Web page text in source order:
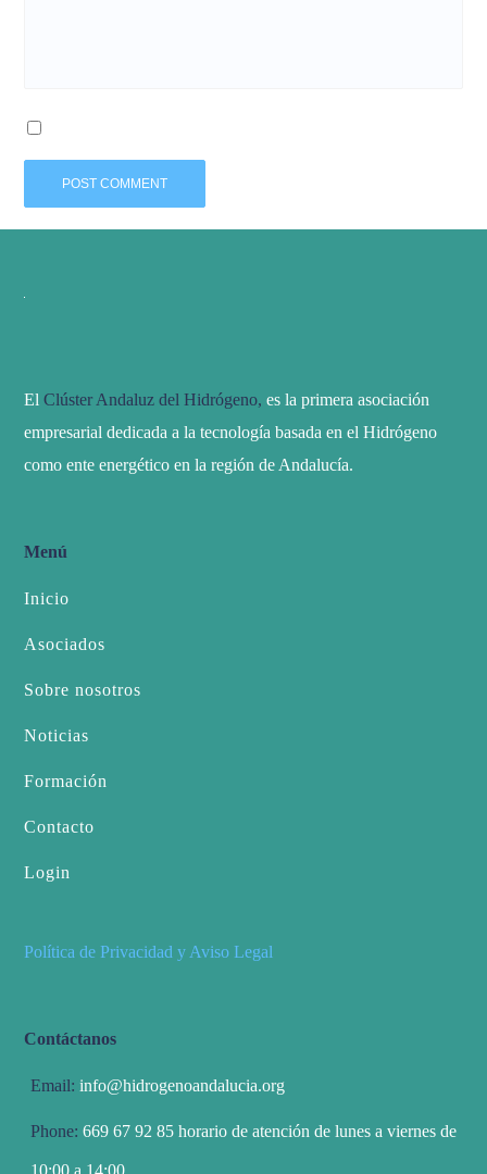
El Clúster Andaluz del Hidrógeno, es la primera asociación
empresarial dedicada a la tecnología basada en el Hidrógeno
como ente energético en la región de Andalucía.
Menú
Inicio
Asociados
Sobre nosotros
Noticias
Formación
Contacto
Login
Política de Privacidad y Aviso Legal
Contáctanos
Email: info@hidrogenoandalucia.org
Phone:669 67 92 85 horario de atención de lunes a viernes de
10:00 a 14:00